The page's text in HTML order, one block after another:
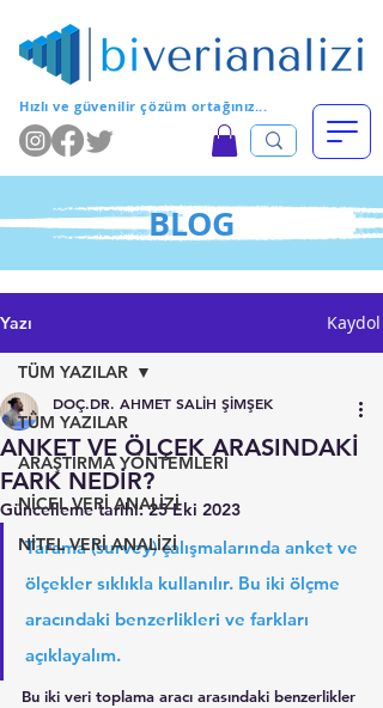
Hızlı ve güvenilir çözüm ortağınız...
BLOG
Yazı Kaydol
TÜM YAZILAR
ARAŞTIRMA YÖNTEMLERİ
NİCEL VERİ ANALİZİ
NİTEL VERİ ANALİZİ
TÜM YAZILAR
ANKET VE ÖLÇEK ARASINDAKİ
FARK NEDİR?
DOÇ.DR. AHMET SALİH ŞİMŞEK
Güncelleme tarihi:25 Eki 2023
Tarama (survey) çalışmalarında anket ve
ölçekler sıklıkla kullanılır. Bu iki ölçme
aracındaki benzerlikleri ve farkları
açıklayalım.
Bu iki veri toplama aracı arasındaki benzerlikler